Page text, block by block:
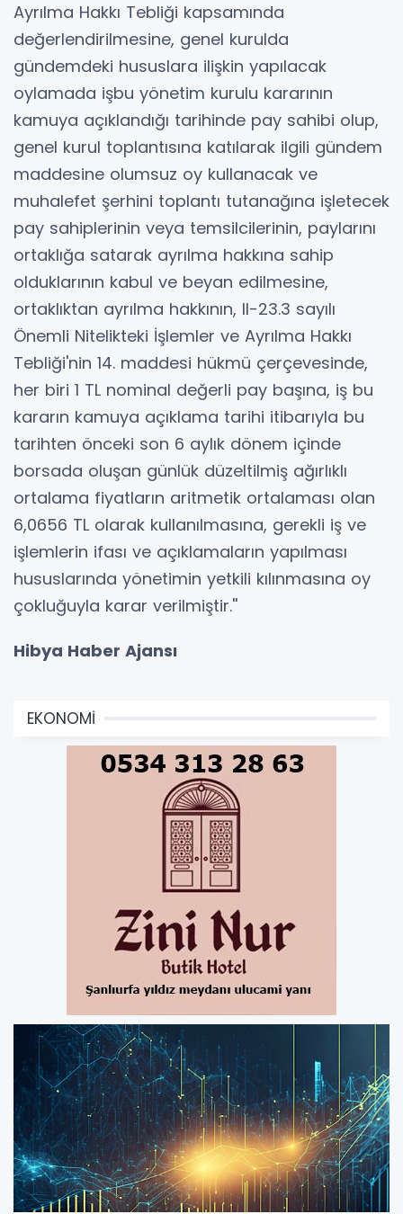
Ayrılma Hakkı Tebliği kapsamında
değerlendirilmesine, genel kurulda
gündemdeki hususlara ilişkin yapılacak
oylamada işbu yönetim kurulu kararının
kamuya açıklandığı tarihinde pay sahibi olup,
genel kurul toplantısına katılarak ilgili gündem
maddesine olumsuz oy kullanacak ve
muhalefet şerhini toplantı tutanağına işletecek
pay sahiplerinin veya temsilcilerinin, paylarını
ortaklığa satarak ayrılma hakkına sahip
olduklarının kabul ve beyan edilmesine,
ortaklıktan ayrılma hakkının, II-23.3 sayılı
Önemli Nitelikteki İşlemler ve Ayrılma Hakkı
Tebliği'nin 14. maddesi hükmü çerçevesinde,
her biri 1 TL nominal değerli pay başına, iş bu
kararın kamuya açıklama tarihi itibarıyla bu
tarihten önceki son 6 aylık dönem içinde
borsada oluşan günlük düzeltilmiş ağırlıklı
ortalama fiyatların aritmetik ortalaması olan
6,0656 TL olarak kullanılmasına, gerekli iş ve
işlemlerin ifası ve açıklamaların yapılması
hususlarında yönetimin yetkili kılınmasına oy
çokluğuyla karar verilmiştir.''
Hibya Haber Ajansı
EKONOMİ